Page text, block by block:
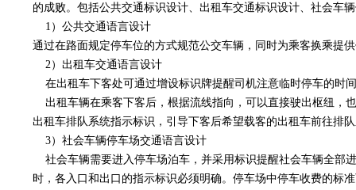
的成败。包括公共交通标识设计、出租车交通标识设计、社会车
1）公共交通语言设计
通过在路面规定停车位的方式规范公交车辆，同时为乘客换乘提
2）出租车交通语言设计
在出租车下客处可通过增设标识牌提醒司机注意临时停车的时
出租车辆在乘客下客后，根据流线指向，可以直接驶出枢纽，
出租车排队系统指示标识，引导下客后希望载客的出租车前往排
3）社会车辆停车场交通语言设计
社会车辆需要进入停车场泊车，并采用标识提醒社会车辆全部
时，各入口和出口的指示标识必须明确。停车场中停车收费的标